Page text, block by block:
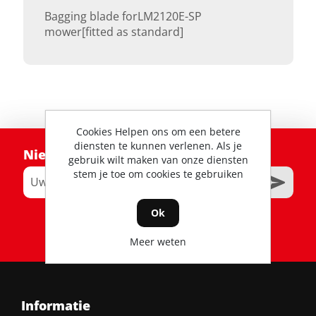
Bagging blade forLM2120E-SP
mower[fitted as standard]
Nieuwsbrief
RSS
Informatie
Cookies Helpen ons om een betere
diensten te kunnen verlenen. Als je
gebruik wilt maken van onze diensten
stem je toe om cookies te gebruiken
Ok
Meer weten